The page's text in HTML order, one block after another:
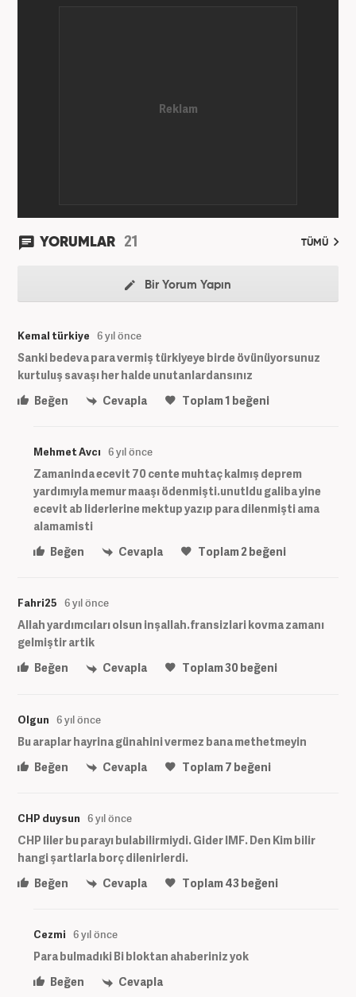
YORUMLAR 21 TÜMÜ
Bir Yorum Yapın
Kemal türkiye 6 yıl önce
Sanki bedeva para vermiş türkiyeye birde övünüyorsunuz
kurtuluş savaşı her halde unutanlardansınız
Beğen
Cevapla Toplam1 beğeni
Mehmet Avcı 6 yıl önce
Zamaninda ecevit 70 cente muhtaç kalmış deprem
yardımıyla memur maaşı ödenmişti.unutldu galiba yine
ecevit ab liderlerine mektup yazıp para dilenmişti ama
alamamisti
Beğen
Cevapla Toplam2beğeni
Fahri25 6 yıl önce
Allah yardımcıları olsun inşallah.fransizlari kovma zamanı
gelmiştir artik
Beğen
Cevapla Toplam30beğeni
Olgun 6 yıl önce
Bu araplar hayrina günahini vermez bana methetmeyin
Beğen
Cevapla Toplam7 beğeni
CHP duysun 6 yıl önce
CHP liler bu parayı bulabilirmiydi. Gider IMF. Den Kim bilir
hangi şartlarla borç dilenirlerdi.
Beğen
Cevapla Toplam43beğeni
Cezmi 6 yıl önce
Para bulmadıki Bi bloktan ahaberiniz yok
Beğen
Cevapla